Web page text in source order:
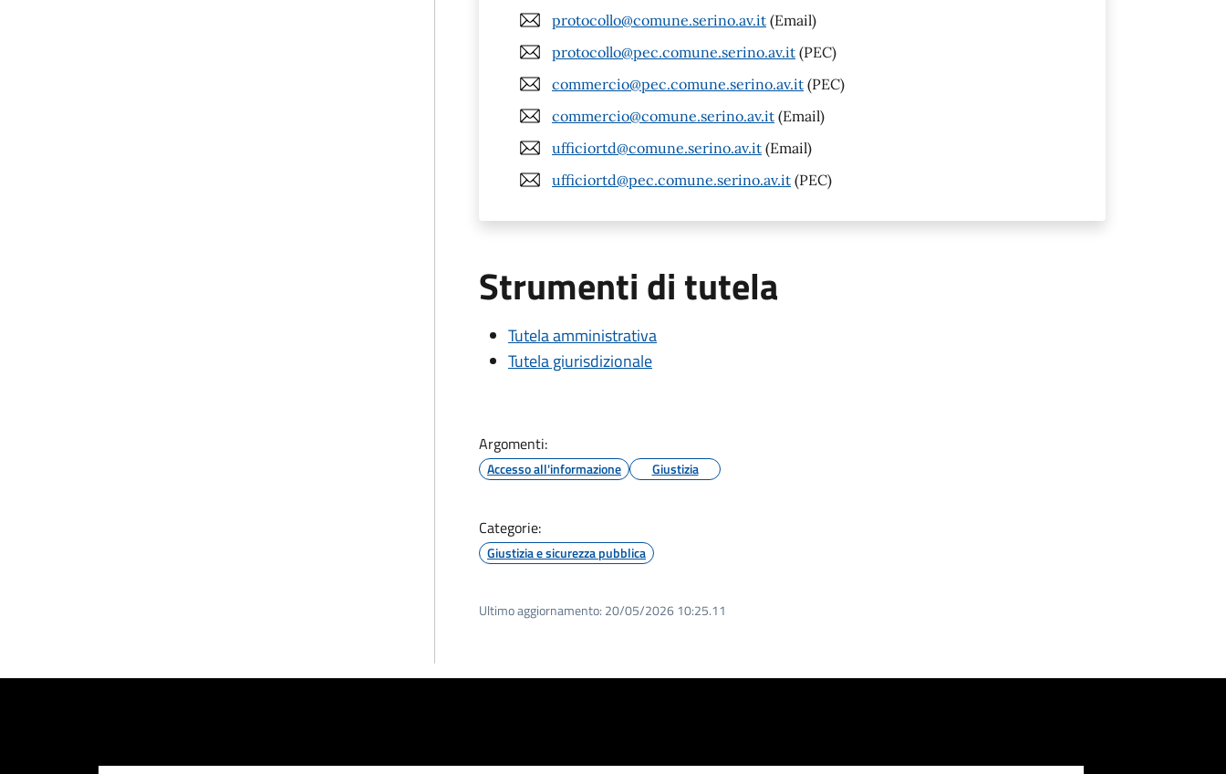
protocollo@comune.serino.av.it (Email)
protocollo@pec.comune.serino.av.it (PEC)
commercio@pec.comune.serino.av.it (PEC)
commercio@comune.serino.av.it (Email)
ufficiortd@comune.serino.av.it (Email)
ufficiortd@pec.comune.serino.av.it (PEC)
Strumenti di tutela
Tutela amministrativa
Tutela giurisdizionale
Argomenti:
Accesso all'informazione Giustizia
Categorie:
Giustizia e sicurezza pubblica
Ultimo aggiornamento: 20/05/2026 10:25.11